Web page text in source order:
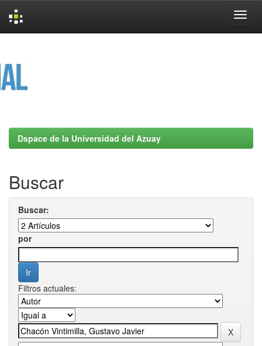
Dspace de la Universidad del Azuay
Buscar
Buscar:
por
Filtros actuales: